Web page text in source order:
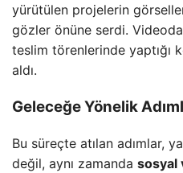
yürütülen projelerin
gözler önüne serdi. Videoda
teslim törenlerinde yaptığı
aldı.
Geleceğe Yönelik
Bu süreçte atılan adımlar,
değil, aynı zamanda sosyal